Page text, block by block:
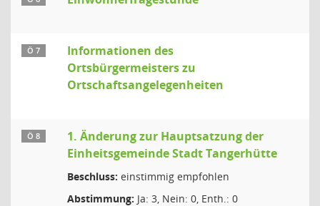
Ö 7
Informationen des
Ortsbürgermeisters zu
Ortschaftsangelegenheiten
Ö 8
1. Änderung zur Hauptsatzung der
Einheitsgemeinde Stadt Tangerhütte
Beschluss: einstimmig empfohlen
Abstimmung: Ja: 3, Nein: 0, Enth.: 0